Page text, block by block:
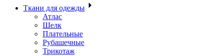
Ткани для одежды
Атлас
Шелк
Плательные
Рубашечные
Трикотаж